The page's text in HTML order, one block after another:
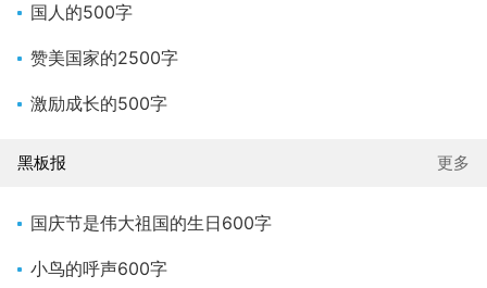
国人的500字
赞美国家的2500字
激励成长的500字
黑板报 更多
国庆节是伟大祖国的生日600字
小鸟的呼声600字